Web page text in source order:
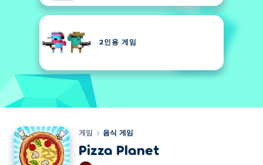
2인용 게임
게임 음식 게임
Pizza Planet